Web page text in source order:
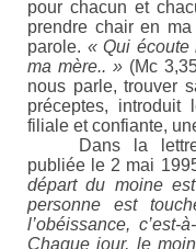
pour chacun et
prendre chair en
parole. « Qui écoute
ma mère.. » (Mc
nous parle, trouver
préceptes,
filiale et confiante,
Dans la
publiée le 2 mai
départ du moine
personne est
l’obéissance,
Chaque jour, le